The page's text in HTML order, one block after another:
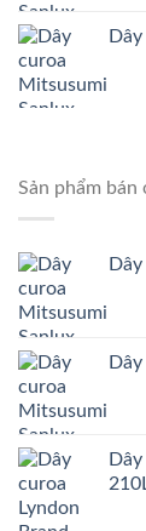
Sản phẩm bán